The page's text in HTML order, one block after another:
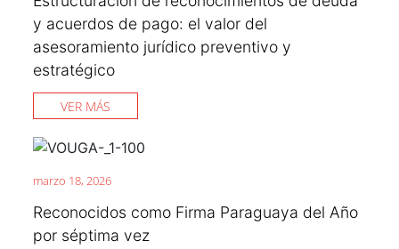
y acuerdos de pago: el valor del
asesoramiento jurídico preventivo y
estratégico
VER MÁS
marzo 18, 2026
Reconocidos como Firma Paraguaya del Año
por séptima vez